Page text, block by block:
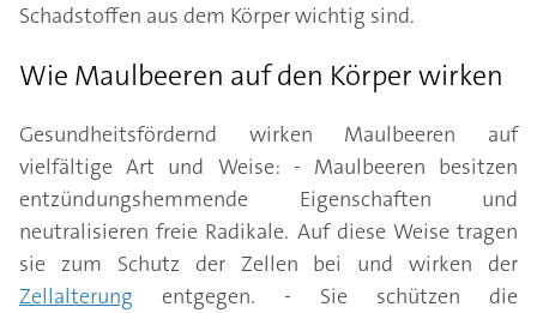
Schadstoffen aus dem Körper wichtig sind.
Wie Maulbeeren auf den Körper wirken
Gesundheitsfördernd wirken Maulbeeren auf
vielfältige Art und Weise: - Maulbeeren besitzen
entzündungshemmende Eigenschaften und
neutralisieren freie Radikale. Auf diese Weise tragen
sie zum Schutz der Zellen bei und wirken der
Zellalterung entgegen. - Sie schützen die